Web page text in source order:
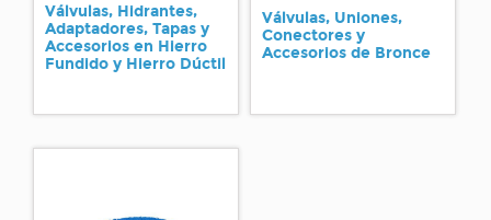
Válvulas, Hidrantes,
Adaptadores, Tapas y
Accesorios en Hierro
Fundido y Hierro Dúctil
Válvulas, Uniones,
Conectores y
Accesorios de Bronce